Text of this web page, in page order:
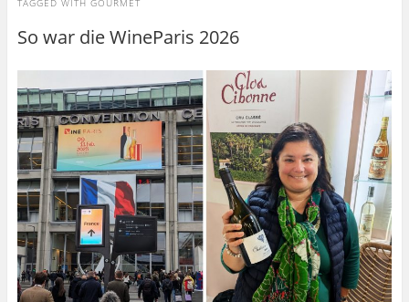
TAGGED WITH GOURMET
So war die WineParis 2026